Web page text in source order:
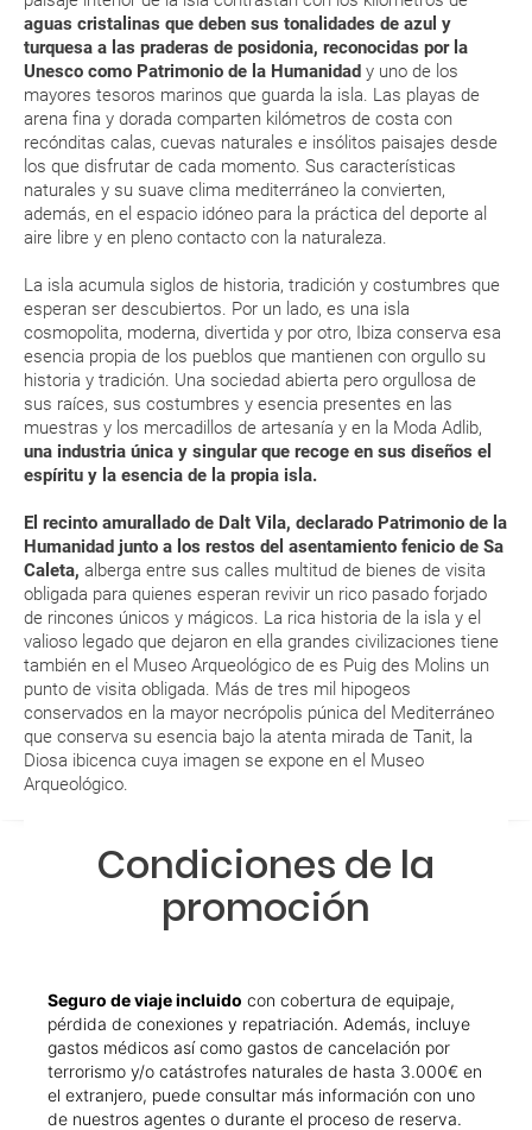
aguas cristalinas que deben sus tonalidades de azul y
turquesa a las praderas de posidonia, reconocidas por la
Unesco como Patrimonio de la Humanidad y uno de los
mayores tesoros marinos que guarda la isla. Las playas de
arena fina y dorada comparten kilómetros de costa con
recónditas calas, cuevas naturales e insólitos paisajes desde
los que disfrutar de cada momento. Sus características
naturales y su suave clima mediterráneo la convierten,
además, en el espacio idóneo para la práctica del deporte al
aire libre y en pleno contacto con la naturaleza.
La isla acumula siglos de historia, tradición y costumbres que
esperan ser descubiertos. Por un lado, es una isla
cosmopolita, moderna, divertida y por otro, Ibiza conserva esa
esencia propia de los pueblos que mantienen con orgullo su
historia y tradición. Una sociedad abierta pero orgullosa de
sus raíces, sus costumbres y esencia presentes en las
muestras y los mercadillos de artesanía y en la Moda Adlib,
una industria única y singular que recoge en sus diseños el
espíritu y la esencia de la propia isla.
El recinto amurallado de Dalt Vila, declarado Patrimonio de la
Humanidad junto a los restos del asentamiento fenicio de Sa
Caleta, alberga entre sus calles multitud de bienes de visita
obligada para quienes esperan revivir un rico pasado forjado
de rincones únicos y mágicos. La rica historia de la isla y el
valioso legado que dejaron en ella grandes civilizaciones tiene
también en el Museo Arqueológico de es Puig des Molins un
punto de visita obligada. Más de tres mil hipogeos
conservados en la mayor necrópolis púnica del Mediterráneo
que conserva su esencia bajo la atenta mirada de Tanit, la
Diosa ibicenca cuya imagen se expone en el Museo
Arqueológico.
a...?
¿Con cuánta antelación tengo que estar en el
aeropuerto?
RESERVAR ¿Cómo puedo reservar un viaje de
paquete vacacional en la página web?
quedado de pendiente de confirmación ¿Cómo
sabré si se confirma el viaje?
¿Cómo sé si hay plazas disponibles en el viaje que
quiero al hacer mi solicitud de reserva?
Si tengo los traslados incluidos, ¿dónde debo
dirigirme?
¿Incluye algún seguro de viaje mi reserva?
¿Cuáles son las condiciones generales en las
reservas de viajes?
¿Cuáles son los impuestos de entrada y salida del
país si viajo a América?
¿Qué hago si el traslado contratado del aeropuerto
¿Necesito visado para poder ir a ...?
¿Por qué me sale el precio de un niño igual que el
¿Cuántas veces debo imprimir el bono de los
traslados?
Condiciones de la
promoción
Seguro de viaje incluido con cobertura de equipaje,
pérdida de conexiones y repatriación. Además, incluye
gastos médicos así como gastos de cancelación por
terrorismo y/o catástrofes naturales de hasta 3.000€ en
el extranjero, puede consultar más información con uno
de nuestros agentes o durante el proceso de reserva.